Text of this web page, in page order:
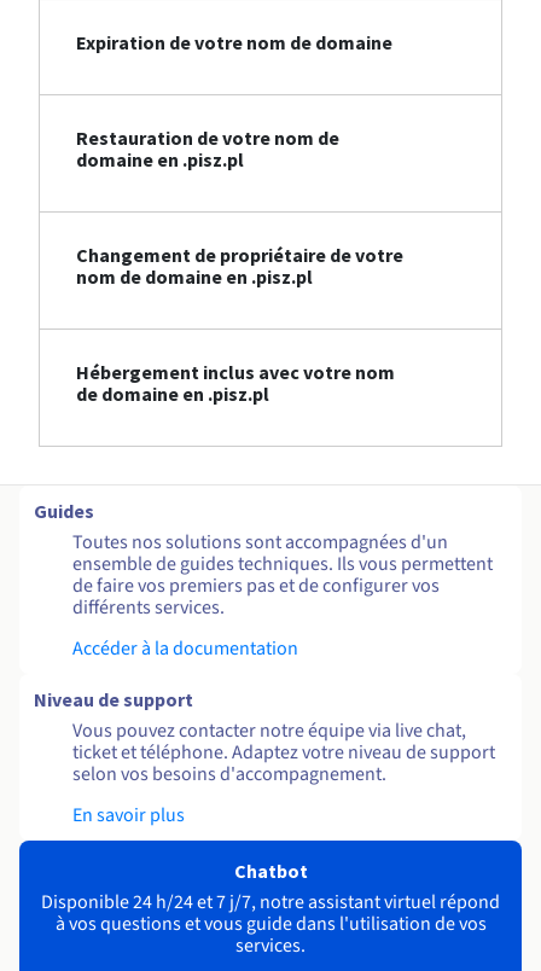
Expiration de votre nom de domaine
Restauration de votre nom de
domaine en .pisz.pl
Changement de propriétaire de votre
nom de domaine en .pisz.pl
Hébergement inclus avec votre nom
de domaine en .pisz.pl
Guides
Toutes nos solutions sont accompagnées d'un
ensemble de guides techniques. Ils vous permettent
de faire vos premiers pas et de configurer vos
différents services.
Accéder à la documentation
Niveau de support
Vous pouvez contacter notre équipe via live chat,
ticket et téléphone. Adaptez votre niveau de support
selon vos besoins d'accompagnement.
En savoir plus
Chatbot
Disponible 24 h/24 et 7 j/7, notre assistant virtuel répond
à vos questions et vous guide dans l'utilisation de vos
services.